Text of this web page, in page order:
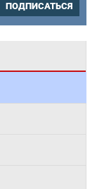
ПОДПИСАТЬСЯ